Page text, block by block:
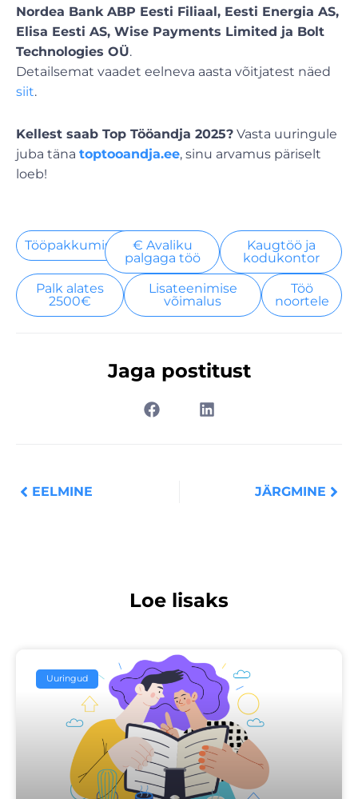
Nordea Bank ABP Eesti Filiaal, Eesti Energia AS,
Elisa Eesti AS, Wise Payments Limited ja Bolt
Technologies OÜ.
Detailsemat vaadet eelneva aasta võitjatest näed
siit.
Kellest saab Top Tööandja 2025? Vasta uuringule
juba täna toptooandja.ee, sinu arvamus päriselt
loeb!
Tööpakkumised
€ Avaliku
palgaga töö
Kaugtöö ja
kodukontor
Palk alates
2500€
Lisateenimise
võimalus
Töö
noortele
Jaga postitust
EELMINE JÄRGMINE
Loe lisaks
Uuringud